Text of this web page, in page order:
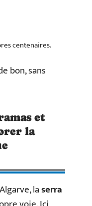
centenaires.
bon, sans
et
la
laserra